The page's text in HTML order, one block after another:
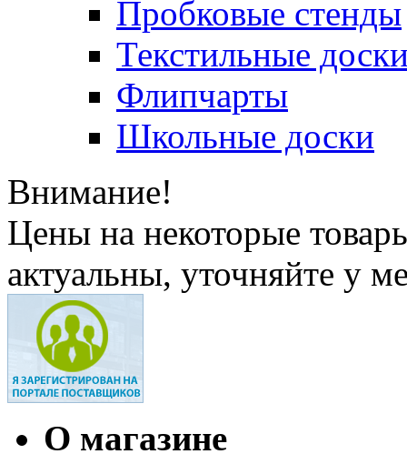
Пробковые стенды
Текстильные
Флипчарты
Школьные доски
Внимание!
Цены на некоторые
актуальны, уточняйте у
О магазине